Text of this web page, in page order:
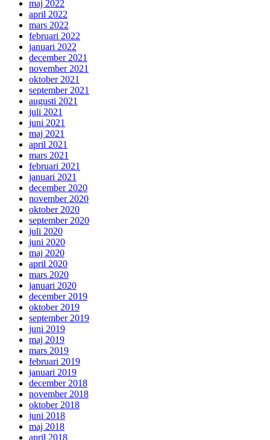
maj 2022
april 2022
mars 2022
februari 2022
januari 2022
december 2021
november 2021
oktober 2021
september 2021
augusti 2021
juli 2021
juni 2021
maj 2021
april 2021
mars 2021
februari 2021
januari 2021
december 2020
november 2020
oktober 2020
september 2020
juli 2020
juni 2020
maj 2020
april 2020
mars 2020
januari 2020
december 2019
oktober 2019
september 2019
juni 2019
maj 2019
mars 2019
februari 2019
januari 2019
december 2018
november 2018
oktober 2018
juni 2018
maj 2018
april 2018